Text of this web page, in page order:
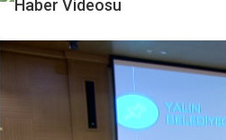
Haber Videosu